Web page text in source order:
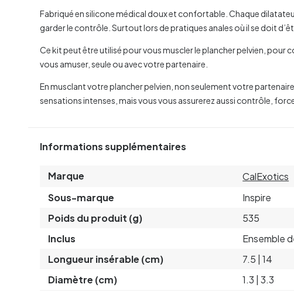
Fabriqué en silicone médical doux et confortable. Chaque
garder le contrôle. Surtout lors de pratiques anales où il se doit
Ce kit peut être utilisé pour vous muscler le plancher pelvien,
vous amuser, seule ou avec votre partenaire.
En musclant votre plancher pelvien, non seulement votre
sensations intenses, mais vous vous assurerez aussi contrôle,
Informations supplémentaires
Marque
CalExotics
Sous-marque
Inspire
Poids du produit (g)
535
Inclus
Ensemble
Longueur insérable (cm)
7.5 | 14
Diamètre (cm)
1.3 | 3.3